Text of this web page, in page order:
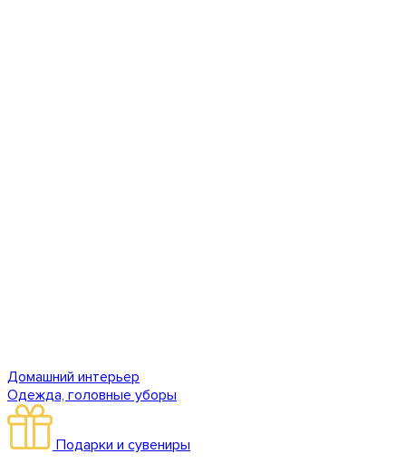
Домашний интерьер
Одежда, головные уборы
Подарки и сувениры